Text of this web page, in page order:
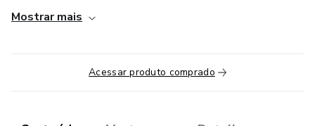
- Diminuir de 4 a 12 cm de circunferência abdominal
Mostrar mais
Acessar produto comprado